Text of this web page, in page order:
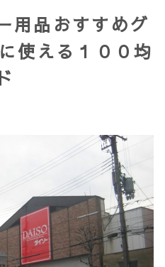
用品おすすめグ
使える１００均